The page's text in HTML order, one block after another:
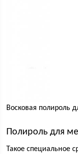
Восковая полироль
Полироль для
Такое специальное